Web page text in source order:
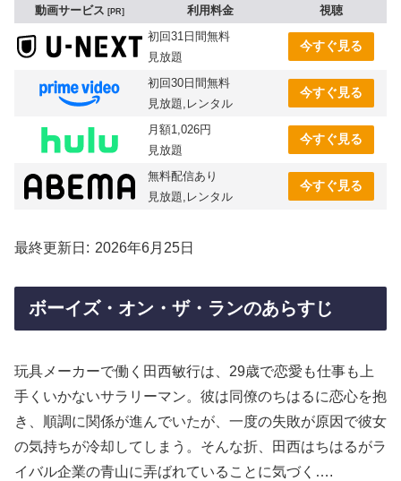
動画サービス PR 利用料金
視聴
初回31日間無料
見放題
今すぐ見る
初回30日間無料
見放題,レンタル
今すぐ見る
月額1,026円
見放題
今すぐ見る
無料配信あり
見放題,レンタル
今すぐ見る
最終更新日 2026年6月25日
ボーイズ・オン・ザ・ランのあらすじ
玩具メーカーで働く田西敏行は、29歳で恋愛も仕事も上
手くいかないサラリーマン。彼は同僚のちはるに恋心を抱
き、順調に関係が進んでいたが、一度の失敗が原因で彼女
の気持ちが冷却してしまう。そんな折、田西はちはるがラ
イバル企業の青山に弄ばれていることに気づく….